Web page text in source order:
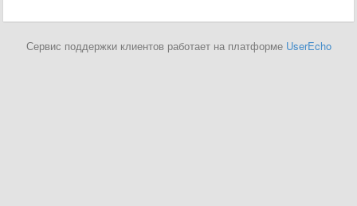
Сервис поддержки клиентов работает на платформе UserEcho